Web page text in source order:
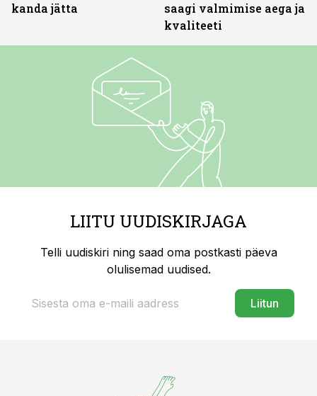
kanda jätta
saagi valmimise aega ja
kvaliteeti
LIITU UUDISKIRJAGA
Telli uudiskiri ning saad oma postkasti päeva
olulisemad uudised.
Liitun